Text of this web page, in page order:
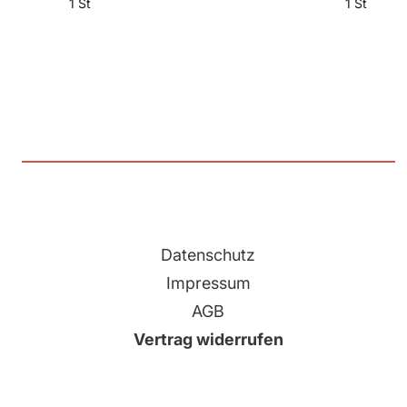
1 St 1 St
Datenschutz
Impressum
AGB
Vertrag widerrufen